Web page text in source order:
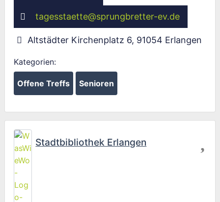
tagesstaette@sprungbretter-ev.de
Altstädter Kirchenplatz 6, 91054 Erlangen
Kategorien:
Offene Treffs Senioren
Stadtbibliothek Erlangen